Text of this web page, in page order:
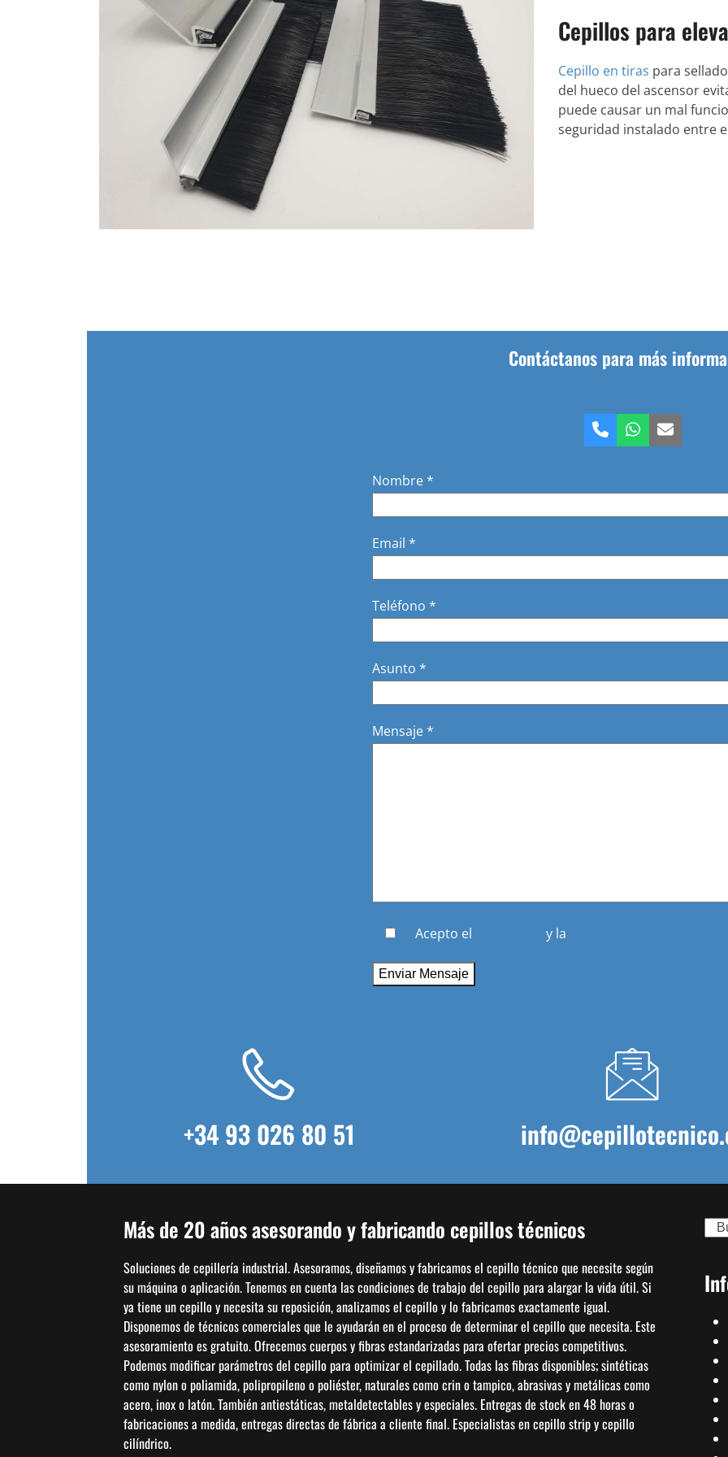
Cepillos para
Cepillo en tiras para
del hueco del ascensor
puede causar un mal
seguridad instalado entre
Contáctanos para más
TeléfonoWhatsapp
Correo
Nombre *
Email *
Teléfono *
Asunto *
Mensaje *
Acepto el y la
+34 93 026 80 51
Más de 20 años asesorando y fabricando cepillos técnicos
Soluciones de cepillería industrial. Asesoramos, diseñamos y fabricamos el cepillo técnico que necesite según
su máquina o aplicación. Tenemos en cuenta las condiciones de trabajo del cepillo para alargar la vida útil. Si
ya tiene un cepillo y necesita su reposición, analizamos el cepillo y lo fabricamos exactamente igual.
Disponemos de técnicos comerciales que le ayudarán en el proceso de determinar el cepillo que necesita. Este
asesoramiento es gratuito. Ofrecemos cuerpos y fibras estandarizadas para ofertar precios competitivos.
Podemos modificar parámetros del cepillo para optimizar el cepillado. Todas las fibras disponibles; sintéticas
como nylon o poliamida, polipropileno o poliéster, naturales como crin o tampico, abrasivas y metálicas como
acero, inox o latón. También antiestáticas, metaldetectables y especiales. Entregas de stock en 48 horas o
fabricaciones a medida, entregas directas de fábrica a cliente final. Especialistas en cepillo strip y cepillo
cilíndrico.